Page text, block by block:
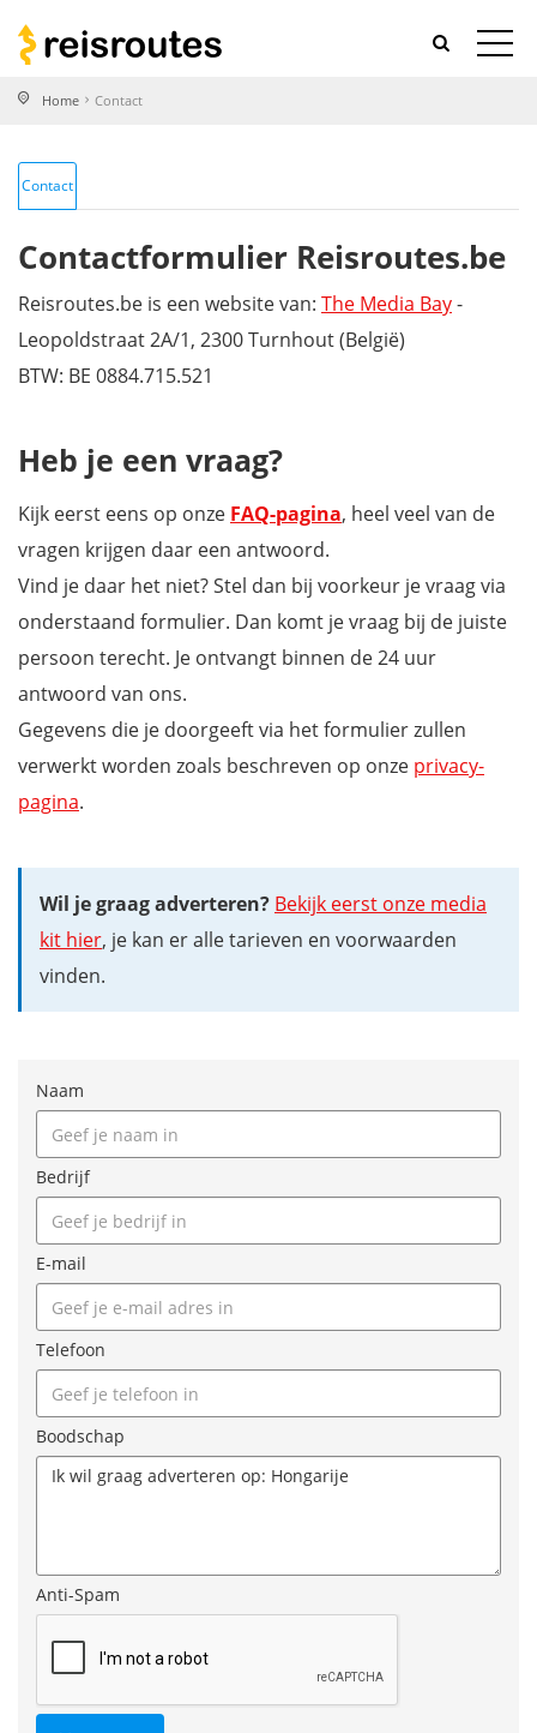
Home Contact
Contact
Contactformulier Reisroutes.be
Reisroutes.be is een website van: The Media Bay-
Leopoldstraat 2A/1, 2300 Turnhout (België)
BTW: BE 0884.715.521
Heb je een vraag?
Kijk eerst eens op onze FAQ-pagina, heel veel van de
vragen krijgen daar een antwoord.
Vind je daar het niet? Stel dan bij voorkeur je vraag via
onderstaand formulier. Dan komt je vraag bij de juiste
persoon terecht. Je ontvangt binnen de 24 uur
antwoord van ons.
Gegevens die je doorgeeft via het formulier zullen
verwerkt worden zoals beschreven op onze privacy-
pagina.
Wil je graag adverteren? Bekijk eerst onze media
kit hier, je kan er alle tarieven en voorwaarden
vinden.
Naam
Bedrijf
E-mail
Telefoon
Boodschap
Anti-Spam